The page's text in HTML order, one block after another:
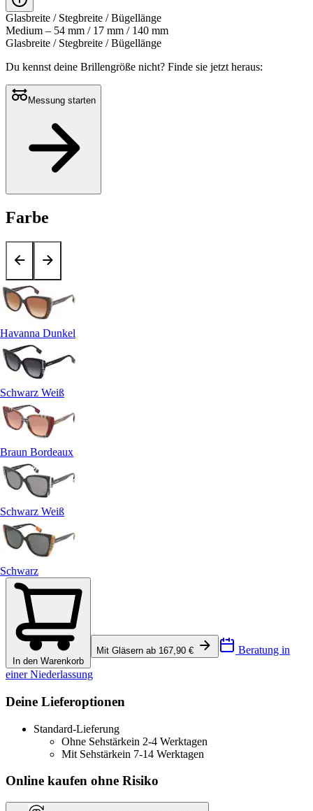
Glasbreite / Stegbreite / Bügellänge
Medium – 54 mm / 17 mm / 140 mm
Glasbreite / Stegbreite / Bügellänge
Du kennst deine Brillengröße nicht? Finde sie jetzt heraus:
Messung starten
Farbe
Havanna Dunkel
Schwarz Weiß
Braun Bordeaux
Schwarz Weiß
Schwarz
In den Warenkorb
Mit Gläsern ab 167,90 € Beratung in
einer Niederlassung
Deine Lieferoptionen
Standard-Lieferung
Ohne Sehstärkein 2-4 Werktagen
Mit Sehstärkein 7-14 Werktagen
Online kaufen ohne Risiko